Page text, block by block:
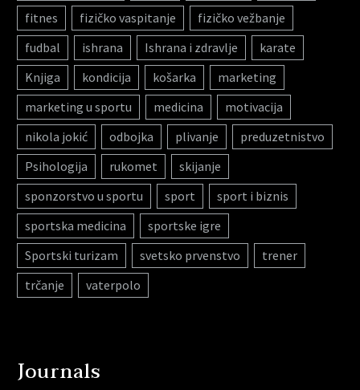
fitnes
fizičko vaspitanje
fizičko vežbanje
fudbal
ishrana Ishrana i zdravlje
karate
Knjiga
kondicija košarka
marketing
marketing u sportu
medicina
motivacija
nikola jokić
odbojka plivanje
preduzetnistvo
Psihologija
rukomet
skijanje
sponzorstvo u sportu
sport
sport i biznis
sportska medicina
sportske igre
Sportski turizam
svetsko prvenstvo
trener
trčanje
vaterpolo
Journals